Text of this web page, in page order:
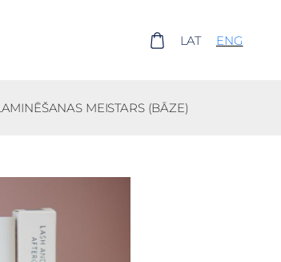
LAT ENG
MEISTARS (BĀZE)